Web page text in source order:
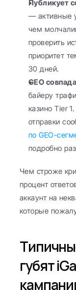
Публикует
— активные
чем
проверить
приоритет
30 дней.
GEO
байеру
казино Tier
отправки
по GEO-
подробно
Чем строже
процент
аккаунт на
которые
губят